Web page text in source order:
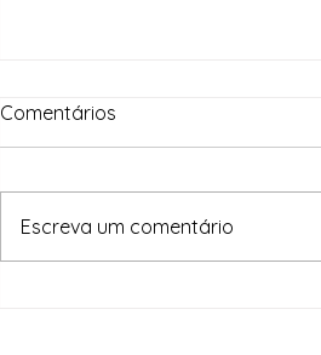
Comentários
Escreva um comentário